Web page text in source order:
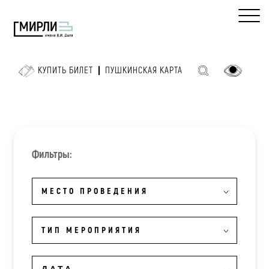
КУПИТЬ БИЛЕТ ПУШКИНСКАЯ КАРТА
Фильтры:
МЕСТО ПРОВЕДЕНИЯ
ТИП МЕРОПРИЯТИЯ